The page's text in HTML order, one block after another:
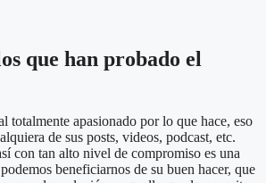
que han probado el
totalmente apasionado por lo que hace, eso
de sus posts, videos, podcast, etc.
con tan alto nivel de compromiso es una
beneficiarnos de su buen hacer, que